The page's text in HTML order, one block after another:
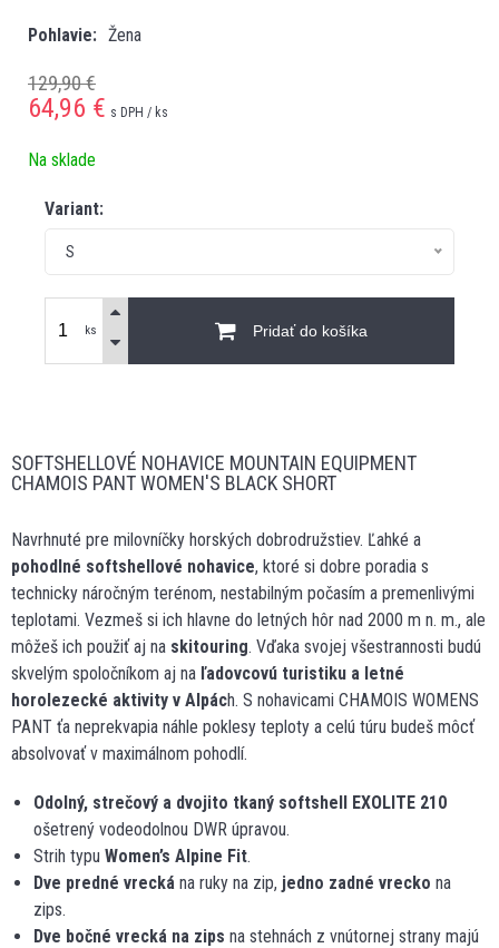
Pohlavie Žena
129,90 €
64,96 € s DPH / ks
Na sklade
Variant:
S
ks Pridať do košíka
SOFTSHELLOVÉ NOHAVICE MOUNTAIN EQUIPMENT
CHAMOIS PANT WOMEN'S BLACK SHORT
Navrhnuté pre milovníčky horských dobrodružstiev. Ľahké a
pohodlné softshellové nohavice, ktoré si dobre poradia s
technicky náročným terénom, nestabilným počasím a premenlivými
teplotami. Vezmeš si ich hlavne do letných hôr nad 2000 m n. m., ale
môžeš ich použiť aj na skitouring. Vďaka svojej všestrannosti budú
skvelým spoločníkom aj na ľadovcovú turistiku a letné
horolezecké aktivity v Alpách. S nohavicami CHAMOIS WOMENS
PANT ťa neprekvapia náhle poklesy teploty a celú túru budeš môcť
absolvovať v maximálnom pohodlí.
Odolný, strečový a dvojito tkaný softshell EXOLITE 210
ošetrený vodeodolnou DWR úpravou.
Strih typu Women’s Alpine Fit.
Dve predné vrecká na ruky na zip, jedno zadné vrecko na
zips.
Dve bočné vrecká na zips na stehnách z vnútornej strany majú